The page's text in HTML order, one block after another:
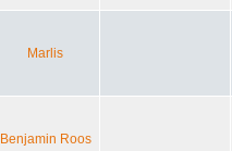
Marlis
Benjamin Roos